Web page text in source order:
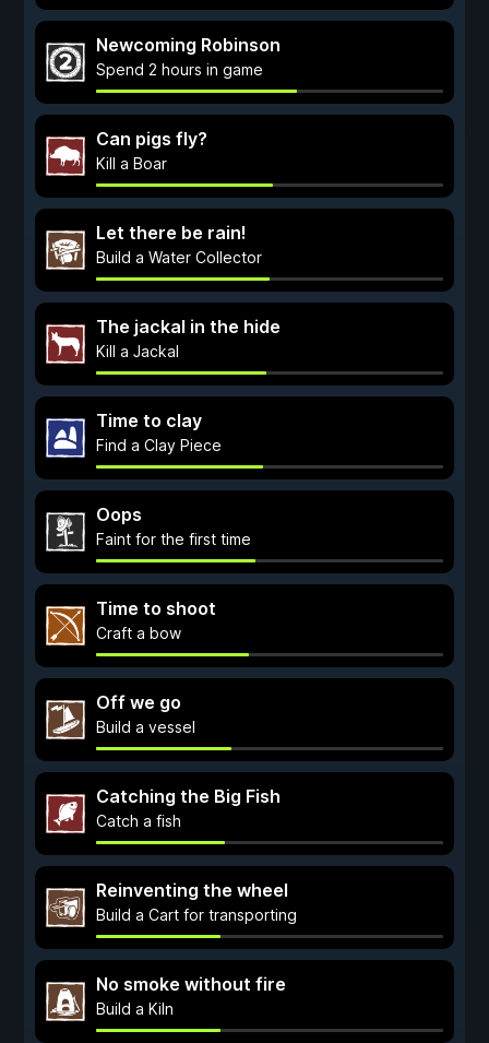
Newcoming Robinson
Spend 2 hours in game
Can pigs fly?
Kill a Boar
Let there be rain!
Build a Water Collector
The jackal in the hide
Kill a Jackal
Time to clay
Find a Сlay Piece
Oops
Faint for the first time
Time to shoot
Craft a bow
Off we go
Build a vessel
Catching the Big Fish
Catch a fish
Reinventing the wheel
Build a Cart for transporting
No smoke without fire
Build a Kiln